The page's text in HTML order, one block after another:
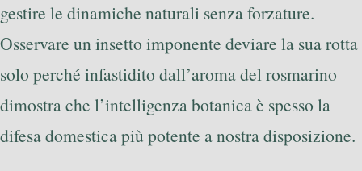
gestire le dinamiche naturali senza forzature.
Osservare un insetto imponente deviare la sua rotta
solo perché infastidito dall’aroma del rosmarino
dimostra che l’intelligenza botanica è spesso la
difesa domestica più potente a nostra disposizione.